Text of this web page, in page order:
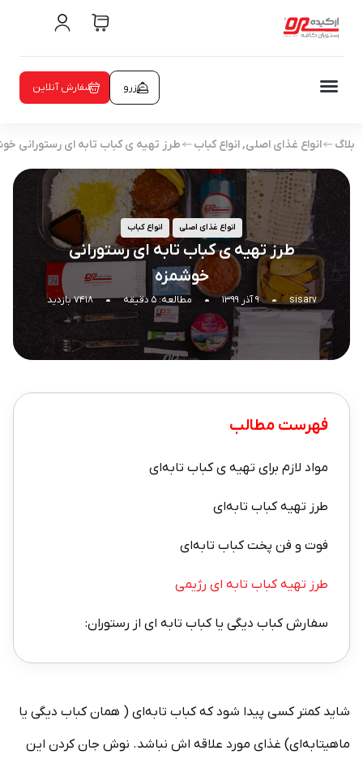
سفارش آنلاین رزرو
بلاگ انواع غذای اصلی,انواع کباب طرز تهیه ی کباب تابه ای رستورانی
انواع غذای اصلی انواع کباب
طرز تهیه ی کباب تابه ای رستورانی
خوشمزه
sisarv ۹ آذر ۱۳۹۹ مطالعه: ۵ دقیقه ۷۴۱۸ بازدید
فهرست مطالب
مواد لازم برای تهیه ی کباب تابه‌ای
طرز تهیه کباب تابه‌‌ای
فوت و فن پخت کباب تابه‌ای
طرز تهیه کباب تابه ای رژیمی
سفارش کباب دیگی یا کباب تابه ای از رستوران:
شاید کمتر کسی پیدا شود که کباب تابه‌ای ( همان کباب دیگی یا
ماهیتابه‌ای) غذای مورد علاقه اش نباشد. نوش جان کردن این